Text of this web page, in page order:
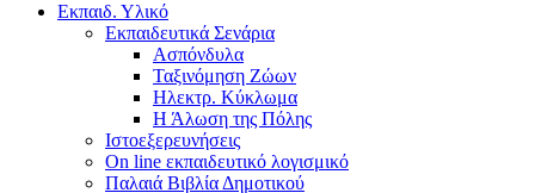
Εκπαιδ. Υλικό
Εκπαιδευτικά Σενάρια
Ασπόνδυλα
Ταξινόμηση Ζώων
Ηλεκτρ. Κύκλωμα
Η Άλωση της Πόλης
Ιστοεξερευνήσεις
On line εκπαιδευτικό λογισμικό
Παλαιά Βιβλία Δημοτικού